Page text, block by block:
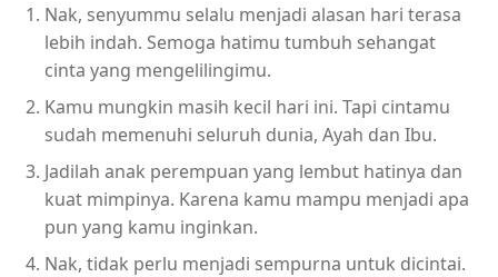
Nak, senyummu selalu menjadi alasan hari terasa
lebih indah. Semoga hatimu tumbuh sehangat
cinta yang mengelilingimu.
Kamu mungkin masih kecil hari ini. Tapi cintamu
sudah memenuhi seluruh dunia, Ayah dan Ibu.
Jadilah anak perempuan yang lembut hatinya dan
kuat mimpinya. Karena kamu mampu menjadi apa
pun yang kamu inginkan.
Nak, tidak perlu menjadi sempurna untuk dicintai.